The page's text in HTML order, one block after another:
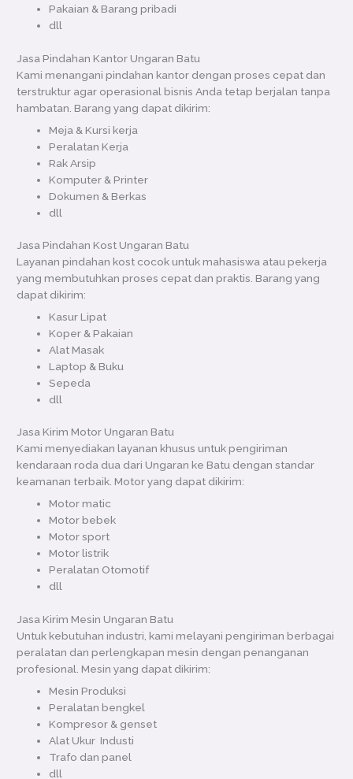
Pakaian & Barang pribadi
dll
Jasa Pindahan Kantor Ungaran Batu
Kami menangani pindahan kantor dengan proses cepat dan
terstruktur agar operasional bisnis Anda tetap berjalan tanpa
hambatan. Barang yang dapat dikirim:
Meja & Kursi kerja
Peralatan Kerja
Rak Arsip
Komputer & Printer
Dokumen & Berkas
dll
Jasa Pindahan Kost Ungaran Batu
Layanan pindahan kost cocok untuk mahasiswa atau pekerja
yang membutuhkan proses cepat dan praktis. Barang yang
dapat dikirim:
Kasur Lipat
Koper & Pakaian
Alat Masak
Laptop & Buku
Sepeda
dll
Jasa Kirim Motor Ungaran Batu
Kami menyediakan layanan khusus untuk pengiriman
kendaraan roda dua dari Ungaran ke Batu dengan standar
keamanan terbaik. Motor yang dapat dikirim:
Motor matic
Motor bebek
Motor sport
Motor listrik
Peralatan Otomotif
dll
Jasa Kirim Mesin Ungaran Batu
Untuk kebutuhan industri, kami melayani pengiriman berbagai
peralatan dan perlengkapan mesin dengan penanganan
profesional. Mesin yang dapat dikirim:
Mesin Produksi
Peralatan bengkel
Kompresor & genset
Alat Ukur Industi
Trafo dan panel
dll